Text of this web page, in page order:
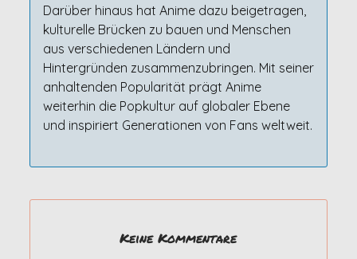
Darüber hinaus hat Anime dazu beigetragen,
kulturelle Brücken zu bauen und Menschen
aus verschiedenen Ländern und
Hintergründen zusammenzubringen. Mit seiner
anhaltenden Popularität prägt Anime
weiterhin die Popkultur auf globaler Ebene
und inspiriert Generationen von Fans weltweit.
Keine Kommentare